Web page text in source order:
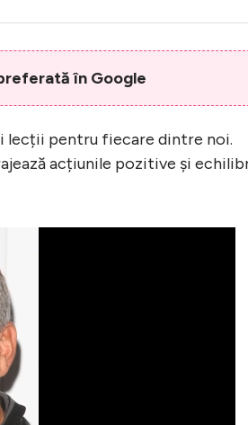
în Google
lecții pentru fiecare dintre noi.
acțiunile pozitive și